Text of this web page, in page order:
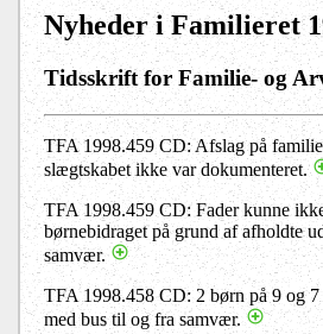
Nyheder i Familieret
Tidsskrift for Familie- og
TFA 1998.459 CD: Afslag på
slægtskabet ikke var dokumenteret.
TFA 1998.459 CD: Fader kunne
børnebidraget på grund af afholdte
samvær.
TFA 1998.458 CD: 2 børn på 9 og 7
med bus til og fra samvær.